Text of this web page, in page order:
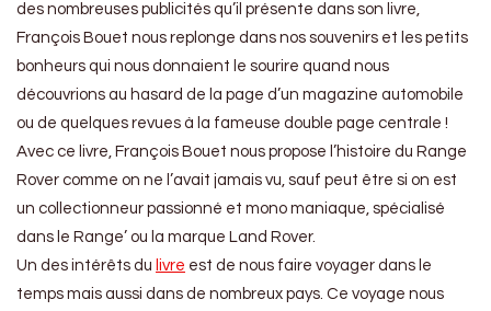
des nombreuses publicités qu’il présente dans son livre,
François Bouet nous replonge dans nos souvenirs et les petits
bonheurs qui nous donnaient le sourire quand nous
découvrions au hasard de la page d’un magazine automobile
ou de quelques revues à la fameuse double page centrale !
Avec ce livre, François Bouet nous propose l’histoire du Range
Rover comme on ne l’avait jamais vu, sauf peut être si on est
un collectionneur passionné et mono maniaque, spécialisé
dans le Range’ ou la marque Land Rover.
Un des intérêts du livre est de nous faire voyager dans le
temps mais aussi dans de nombreux pays. Ce voyage nous